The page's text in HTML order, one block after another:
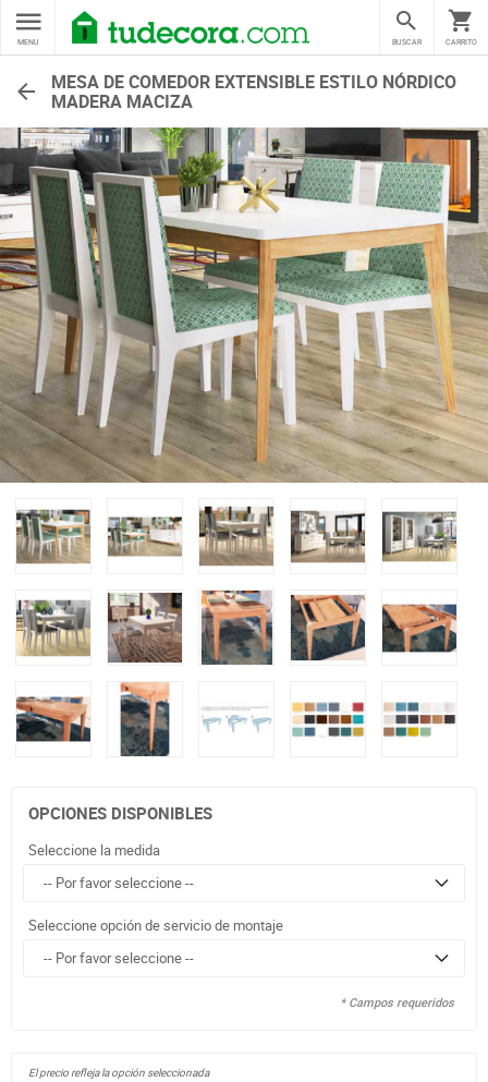
MENU CARRITO
BUSCAR
MESA DE COMEDOR EXTENSIBLE ESTILO NÓRDICO
MADERA MACIZA
OPCIONES DISPONIBLES
Seleccione la medida
Seleccione opción de servicio de montaje
* Campos requeridos
El precio refleja la opción seleccionada